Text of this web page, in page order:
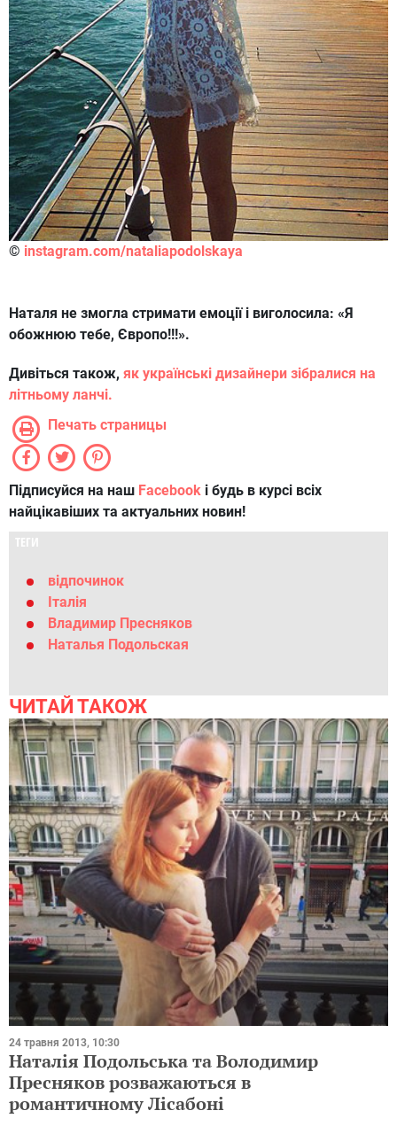
© instagram.com/nataliapodolskaya
Наталя не змогла стримати емоції і виголосила: «Я
обожнюю тебе, Європо!!!».
Дивіться також, як українські дизайнери зібралися на
літньому ланчі.
Печать страницы
Підписуйся на наш Facebook і будь в курсі всіх
найцікавіших та актуальних новин!
ТЕГИ
відпочинок
Італія
Владимир Пресняков
Наталья Подольская
ЧИТАЙ ТАКОЖ
24 травня 2013, 10:30
Наталія Подольська та Володимир
Пресняков розважаються в
романтичному Лісабоні